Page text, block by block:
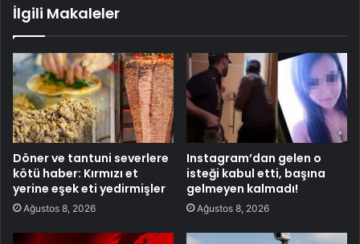
İlgili Makaleler
Döner ve tantuni severlere
kötü haber: Kırmızı et
yerine eşek eti yedirmişler
Ağustos 8, 2026
Instagram’dan gelen o
isteği kabul etti, başına
gelmeyen kalmadı!
Ağustos 8, 2026